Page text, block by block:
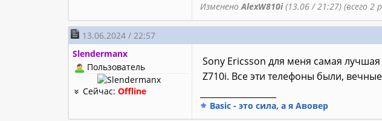
ИзмененоAlexW810i(13.06 / 21:27) (всего 2
13.06.2024 / 22:57
Slendermanx
Пользователь
Сейчас:Offline
Sony Ericsson для меня самая лучшая
Z710i. Все эти телефоны были,
Basic - это сила, а я Авовер